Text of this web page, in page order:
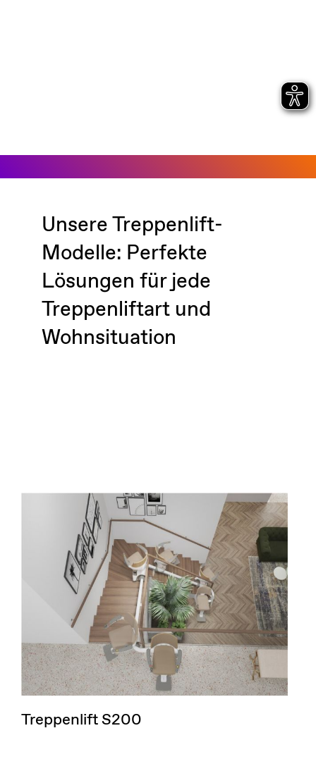
Unsere Treppenlift-
Modelle: Perfekte
Lösungen für jede
Treppenliftart und
Wohnsituation
Treppenlift S200